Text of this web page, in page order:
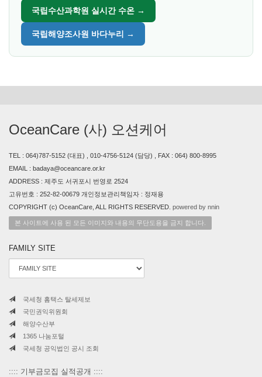
국립수산과학원 실시간 수온 →
국립해양조사원 바다누리 →
OceanCare (사) 오션케어
TEL : 064)787-5152 (대표) , 010-4756-5124 (담당) , FAX : 064) 800-8995
EMAIL : badaya@oceancare.or.kr
ADDRESS : 제주도 서귀포시 번영로 2524
고유번호 : 252-82-00679 개인정보관리책임자 : 정재용
COPYRIGHT (c) OceanCare, ALL RIGHTS RESERVED. powered by nnin
본 사이트에 사용 된 모든 이미지와 내용의 무단도용을 금지 합니다.
FAMILY SITE
국세청 홈택스 탈세제보
국민권익위원회
해양수산부
1365 나눔포털
국세청 공익법인 공시 조회
:::: 기부금모집 실적공개 ::::